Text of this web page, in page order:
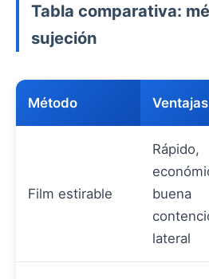
Tabla comparativa:
sujeción
Método Ventajas
Film estirable
Rápido,
buena
lateral